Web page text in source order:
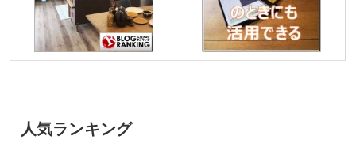
人気ランキング